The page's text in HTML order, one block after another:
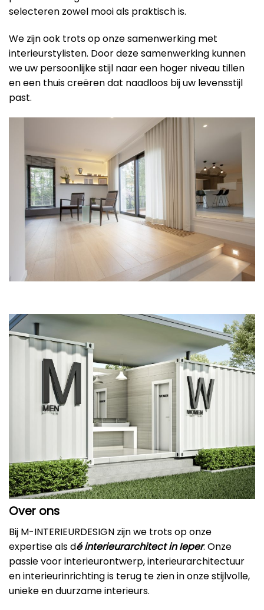
selecteren zowel mooi als praktisch is.
We zijn ook trots op onze samenwerking met
interieurstylisten. Door deze samenwerking kunnen
we uw persoonlijke stijl naar een hoger niveau tillen
en een thuis creëren dat naadloos bij uw levensstijl
past.
Over ons
Bij M-INTERIEURDESIGN zijn we trots op onze
expertise als dé interieurarchitect in Ieper. Onze
passie voor interieurontwerp, interieurarchitectuur
en interieurinrichting is terug te zien in onze stijlvolle,
unieke en duurzame interieurs.